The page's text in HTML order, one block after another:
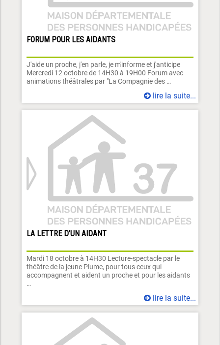
FORUM POUR LES AIDANTS
J'aide un proche, j'en parle, je m'informe et j'anticipe
Mercredi 12 octobre de 14H30 à 19H00 Forum avec
animations théâtrales par "La Compagnie des …
lire la suite...
LA LETTRE D'UN AIDANT
Mardi 18 octobre à 14H30 Lecture-spectacle par le
théâtre de la jeune Plume, pour tous ceux qui
accompagnent et aident un proche et pour les aidants
…
lire la suite...